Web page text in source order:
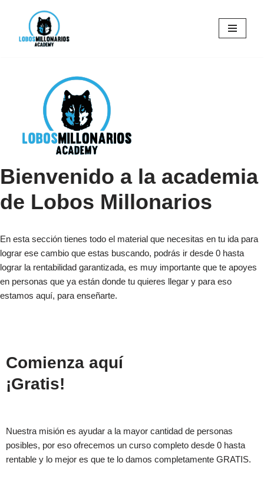
Saltar
Bienvenido a la academia
de Lobos Millonarios
En esta sección tienes todo el material que necesitas en tu ida para
lograr ese cambio que estas buscando, podrás ir desde 0 hasta
lograr la rentabilidad garantizada, es muy importante que te apoyes
en personas que ya están donde tu quieres llegar y para eso
estamos aquí, para enseñarte.
Comienza aquí
¡Gratis!
Nuestra misión es ayudar a la mayor cantidad de personas
posibles, por eso ofrecemos un curso completo desde 0 hasta
rentable y lo mejor es que te lo damos completamente GRATIS.